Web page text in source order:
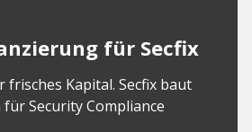
für Secfix
frisches Kapital. Secfix baut
Security Compliance